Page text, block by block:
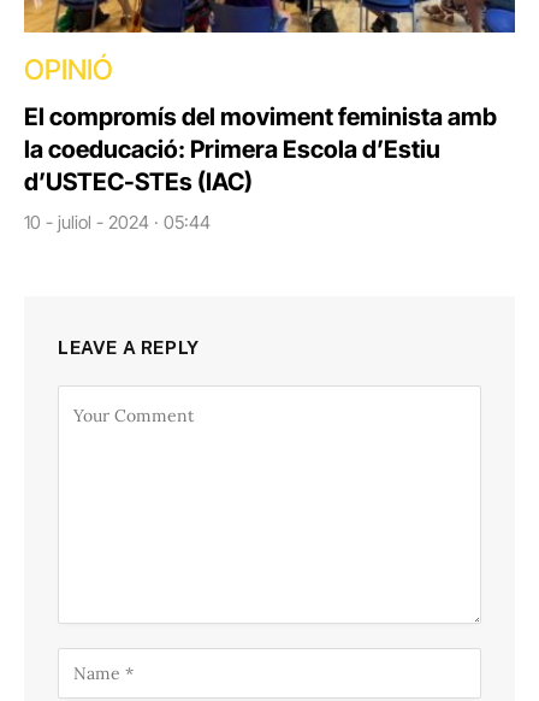
OPINIÓ
El compromís del moviment feminista amb
la coeducació: Primera Escola d’Estiu
d’USTEC-STEs (IAC)
10 - juliol - 2024 · 05:44
LEAVE A REPLY